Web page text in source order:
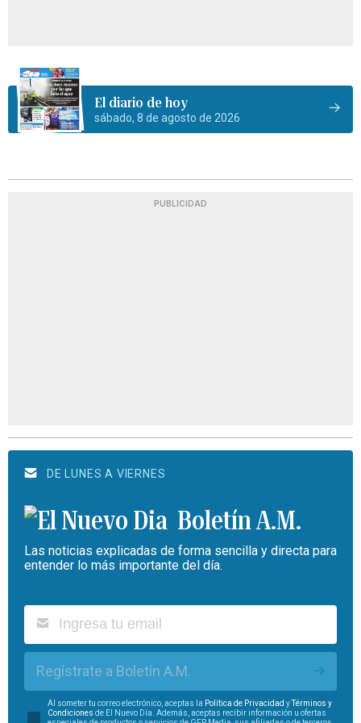
El diario de hoy
sábado, 8 de agosto de 2026
PUBLICIDAD
DE LUNES A VIERNES
Boletín A.M.
Las noticias explicadas de forma sencilla y directa para
entender lo más importante del día.
Regístrate a Boletín A.M.
Al someter tu correo electrónico, aceptas la Política de Privacidad yTérminos y
Condiciones de El Nuevo Día. Además, aceptas recibir información u ofertas